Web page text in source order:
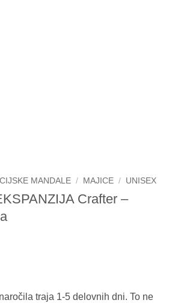
MANDALE / MAJICE / UNISEX
Crafter –
traja 1-5 delovnih dni. To ne